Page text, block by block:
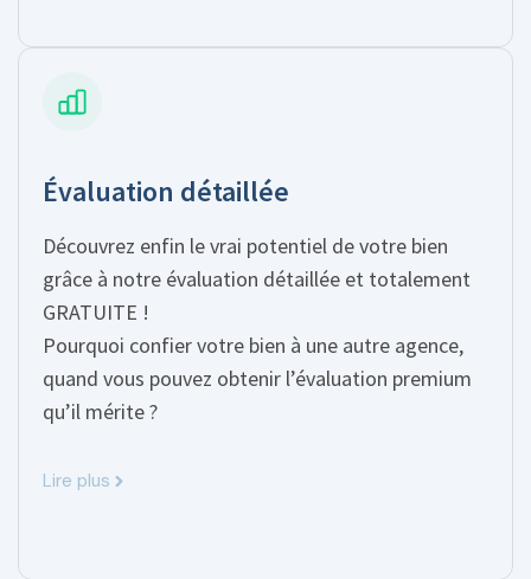
Évaluation détaillée
Découvrez enfin le vrai potentiel de votre bien
grâce à notre évaluation détaillée et totalement
GRATUITE !
Pourquoi confier votre bien à une autre agence,
quand vous pouvez obtenir l’évaluation premium
qu’il mérite ?
Lire plus